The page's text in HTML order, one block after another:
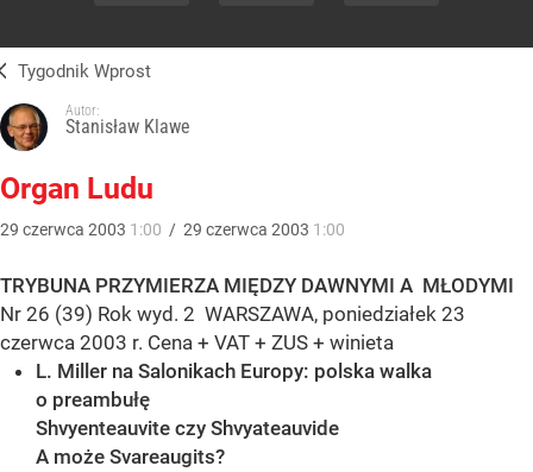
Tygodnik Wprost
Autor:
Stanisław Klawe
Organ Ludu
29 czerwca 2003 1:00 / 29 czerwca 2003 1:00
TRYBUNA PRZYMIERZA MIĘDZY DAWNYMI A MŁODYMI
Nr 26 (39) Rok wyd. 2 WARSZAWA, poniedziałek 23
czerwca 2003 r. Cena + VAT + ZUS + winieta
L. Miller na Salonikach Europy: polska walka
o preambułę
Shvyenteauvite czy Shvyateauvide
A może Svareaugits?